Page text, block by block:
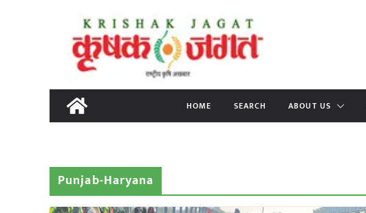
content
HOME SEARCH ABOUT US
Punjab-Haryana